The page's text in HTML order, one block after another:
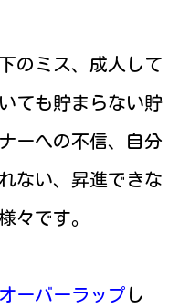
のミス、成人して
ても貯まらない貯
ーへの不信、自分
ない、昇進できな
々です。
オーバーラップ し